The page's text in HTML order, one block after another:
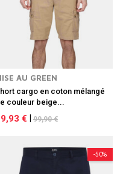
AU GREEN
cargo en coton mélangé
couleur beige...
€ 99,90 €
-50%